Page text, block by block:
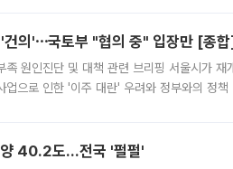
건의'⋯국토부 "협의 중" 입장만 [종
원인진단 및 대책 관련 브리핑 서울시가 재
으로 인한 '이주 대란' 우려와 정부와의 정책
40.2도…전국 '펄펄'